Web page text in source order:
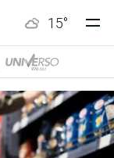
15°